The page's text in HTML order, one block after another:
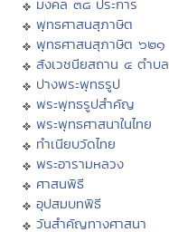
มงคล ๓๘ ประการ
พุทธศาสนสุภาษิต
พุทธศาสนสุภาษิต ๖๒๑
สังเวชนียสถาน ๔ ตำบล
ปางพระพุทธรูป
พระพุทธรูปสำคัญ
พระพุทธศาสนาในไทย
ทำเนียบวัดไทย
พระอารามหลวง
ศาสนพิธี
อุปสมบทพิธี
วันสำคัญทางศาสนา